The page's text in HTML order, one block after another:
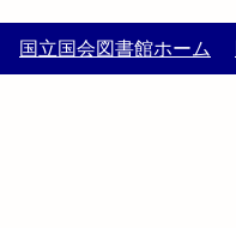
国立国会図書館ホーム